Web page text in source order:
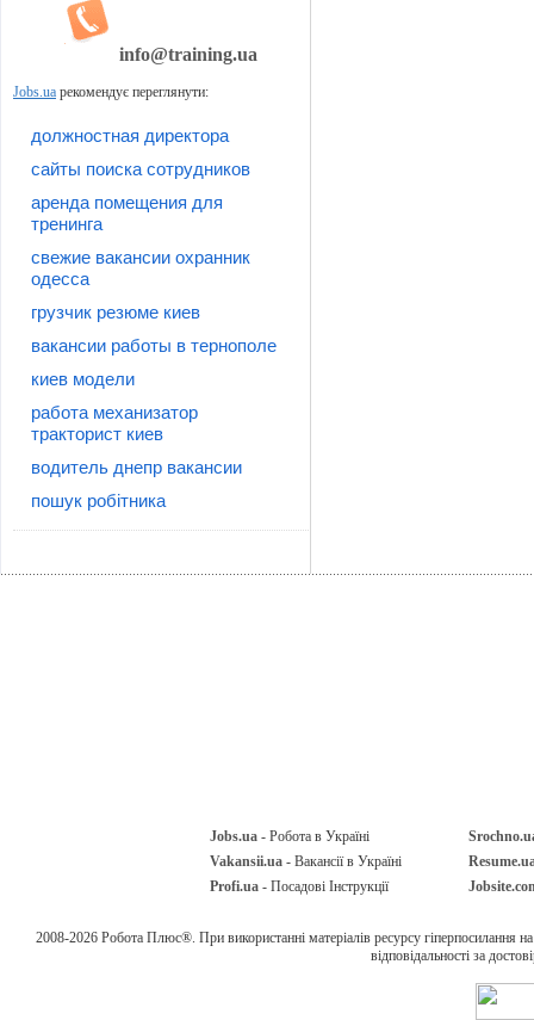
info@training.ua
Jobs.ua рекомендує переглянути:
должностная директора
сайты поиска сотрудников
аренда помещения для
тренинга
свежие вакансии охранник
одесса
грузчик резюме киев
вакансии работы в тернополе
киев модели
работа механизатор
тракторист киев
водитель днепр вакансии
пошук робітника
Jobs.ua - Робота в Україні
Vakansii.ua - Вакансії в Україні
Profi.ua - Посадові Інструкції
2008-2026 Робота Плюс®. При використанні матеріалів ресурсу гіперпосилання
відповідальності за